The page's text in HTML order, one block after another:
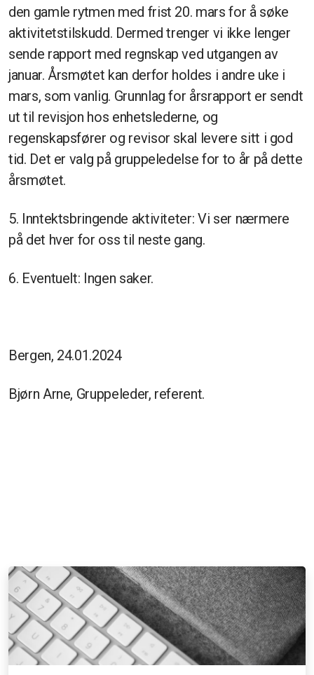
den gamle rytmen med frist 20. mars for å søke
aktivitetstilskudd. Dermed trenger vi ikke lenger
sende rapport med regnskap ved utgangen av
januar. Årsmøtet kan derfor holdes i andre uke i
mars, som vanlig. Grunnlag for årsrapport er sendt
ut til revisjon hos enhetslederne, og
regenskapsfører og revisor skal levere sitt i god
tid. Det er valg på gruppeledelse for to år på dette
årsmøtet.
5. Inntektsbringende aktiviteter: Vi ser nærmere
på det hver for oss til neste gang.
6. Eventuelt: Ingen saker.
Bergen, 24.01.2024
Bjørn Arne, Gruppeleder, referent.